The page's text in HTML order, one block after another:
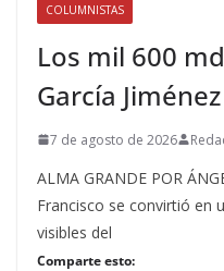
COLUMNISTAS
Los mil 600
García
7 de agosto de 2026
ALMA GRANDE POR
Francisco se convirtió en
visibles del
Comparte esto: